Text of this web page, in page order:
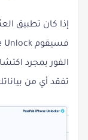
الفور بمجرد
تفقد أي من